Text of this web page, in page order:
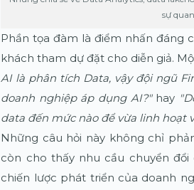
sự
Phần tọa đàm là điểm nhấn đáng
khách tham dự đặt cho diễn giả.
AI là phân tích Data, vậy đội ngũ
doanh nghiệp áp dụng AI?"hay
data đến mức nào để vừa linh hoạt
Những câu hỏi này không chỉ
còn cho thấy nhu cầu chuyển
chiến lược phát triển của doanh